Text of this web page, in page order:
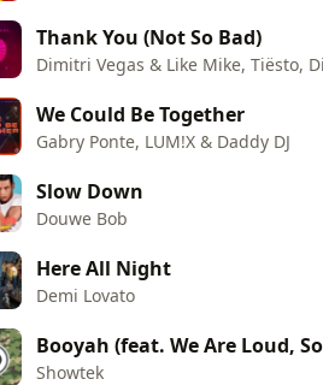
Thank You (Not So Bad)
Dimitri Vegas & Like Mike, Tiësto,
We Could Be Together
Gabry Ponte, LUM!X & Daddy DJ
Slow Down
Douwe Bob
Here All Night
Demi Lovato
Booyah (feat. We Are Loud,
Showtek